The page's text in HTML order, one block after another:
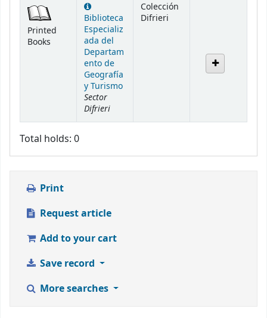
Printed
Books
Biblioteca
Especializ
ada del
Departam
ento de
Geografía
y Turismo
Sector
Difrieri
Colección
Difrieri
Total holds: 0
Print
Request article
Add to your cart
Save record
More searches